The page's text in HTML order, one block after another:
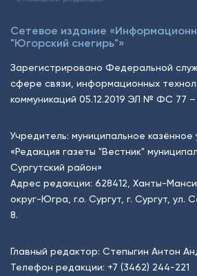
Сетевое издание
"Югорский снегирь"»
Зарегистрировано Федеральной
сфере связи, информационных
коммуникаций 05.12.2019 ЭЛ № ФС 77 –
Учредитель: муниципальное
«Редакция газеты "Вестник"
Сургутский район»
Адрес редакции: 628412, Ханты-
округ-Югра, г.о. Сургут, г. Сургут, ул.
8.
Главный редактор: Степыгин Антон
Телефон редакции: +7 (3462) 244-221